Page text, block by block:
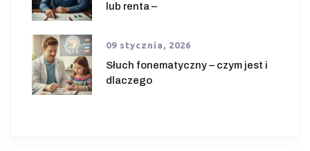
lub renta –
09 stycznia, 2026
Słuch fonematyczny – czym jest i
dlaczego